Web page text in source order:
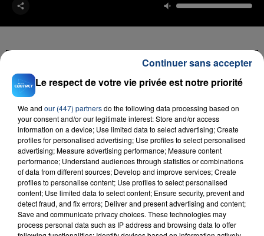
FIL D'ACTU
23 juillet 2026
INCENDIE MORTEL À LENS : UNE FEMME ET
SON BÉBÉ ENTRE LA VIE ET LA...
Le respect de votre vie privée est notre priorité
We and our (447) partnersdo the following data processing based on
your consent and/or our legitimate interest: Store and/or access
information on a device; Use limited data to select advertising; Create
profiles for personalised advertising; Use profiles to select personalised
advertising; Measure advertising performance; Measure content
performance; Understand audiences through statistics or combinations
of data from different sources; Develop and improve services; Create
profiles to personalise content; Use profiles to select personalised
content; Use limited data to select content; Ensure security, prevent and
detect fraud, and fix errors; Deliver and present advertising and content;
Save and communicate privacy choices. These technologies may
process personal data such as IP address and browsing data to offer
Continuer sans accepter